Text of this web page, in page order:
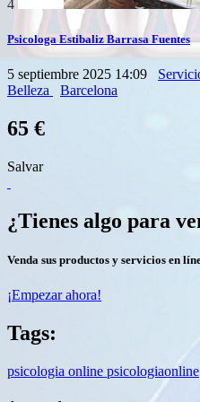
4
Psicologa Estibaliz Barrasa Fuentes
5 septiembre 2025 14:09
Belleza
Barcelona
65 €
Salvar
¿Tienes algo para
Venda sus productos y servicios en
¡Empezar ahora!
Tags:
psicologia online psicologiaonline